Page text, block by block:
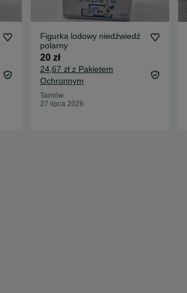
Figurka lodowy niedźwiedź
polarny
20 zł
24,67 zł z Pakietem
Ochronnym
Tarnów
27 lipca 2026